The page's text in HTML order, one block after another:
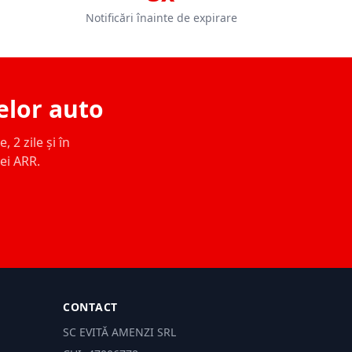
Notificări înainte de expirare
auto
2 zile și în
ARR.
CONTACT
SC EVITĂ AMENZI SRL